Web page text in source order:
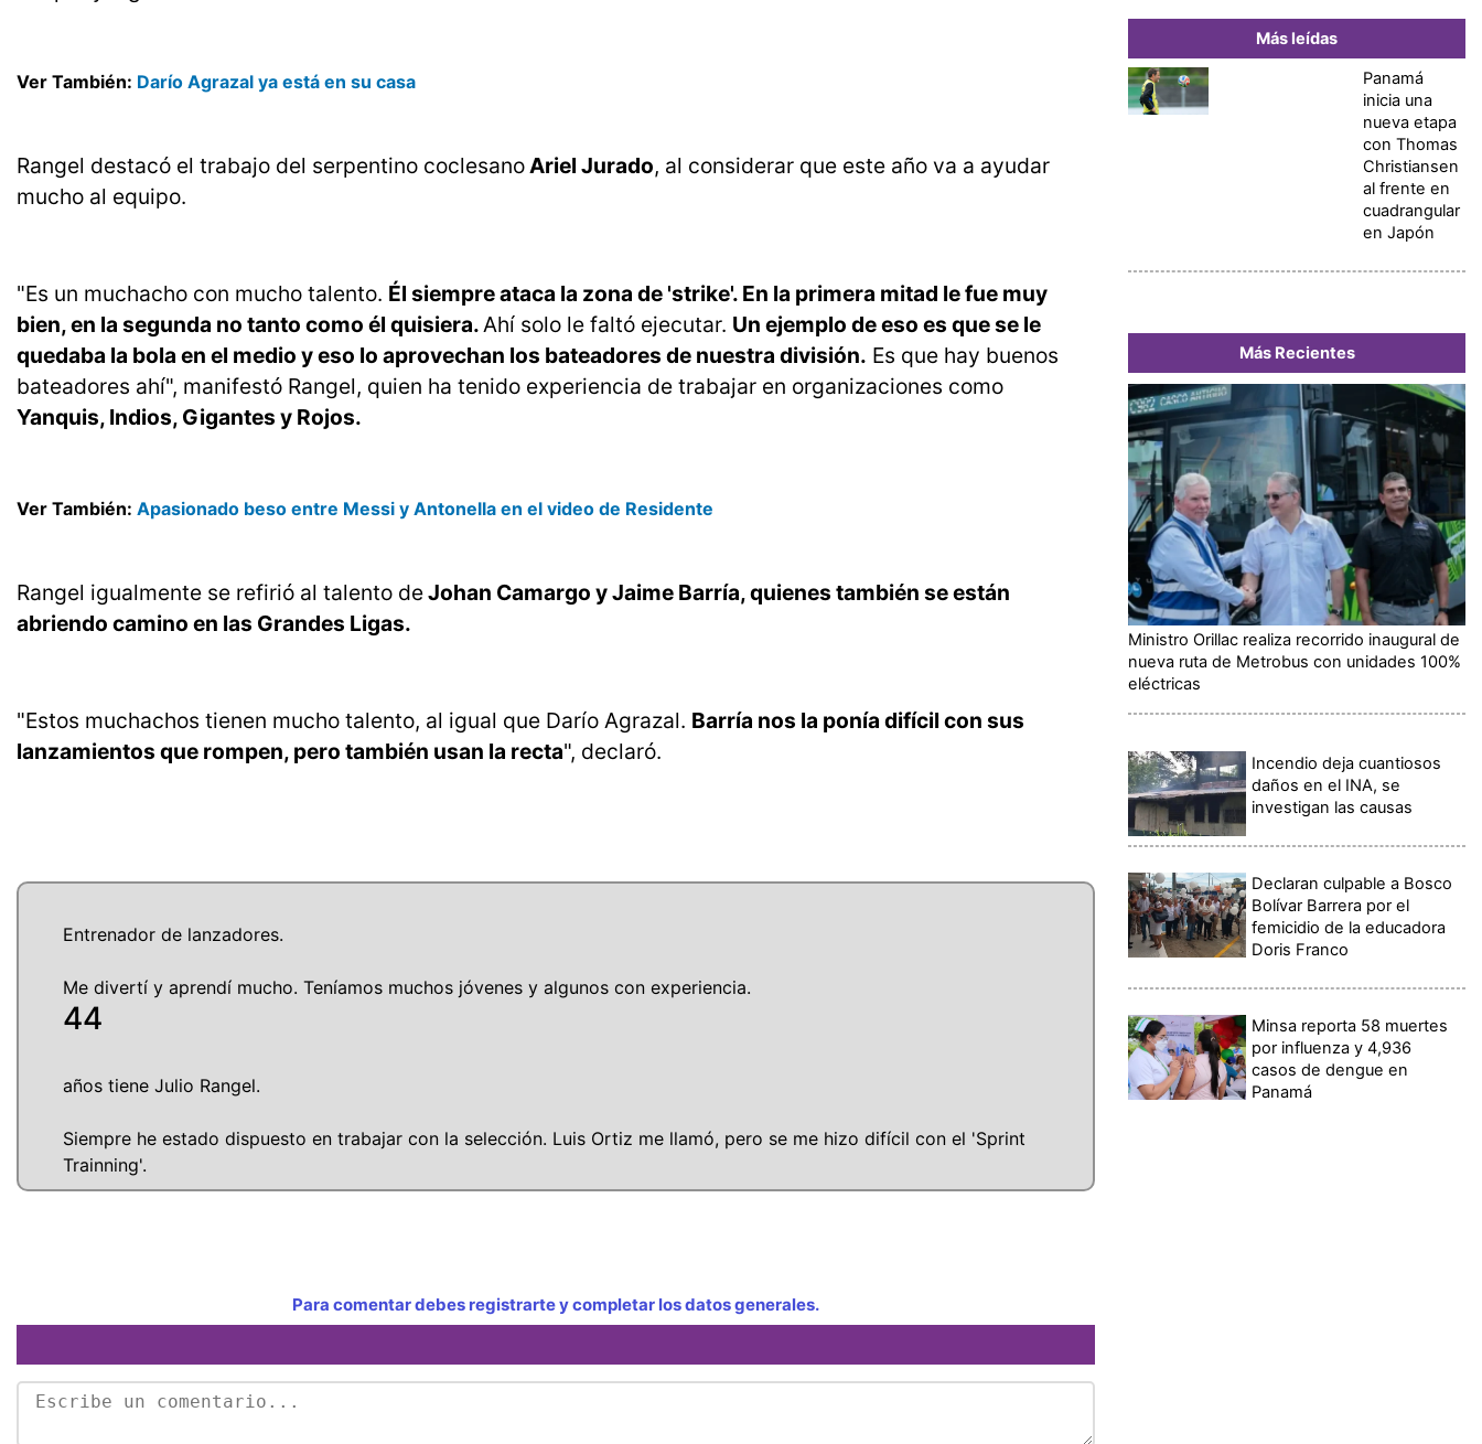
Ver También: Darío Agrazal ya está en su casa
Rangel destacó el trabajo del serpentino coclesanoAriel Jurado, al considerar que este año va a ayudar
mucho al equipo.
"Es un muchacho con mucho talento. Él siempre ataca la zona de 'strike'. En la primera mitad le fue muy
bien, en la segunda no tanto como él quisiera.Ahí solo le faltó ejecutar. Un ejemplo de eso es que se le
quedaba la bola en el medio y eso lo aprovechan los bateadores de nuestra división. Es que hay buenos
bateadores ahí", manifestó Rangel, quien ha tenido experiencia de trabajar en organizaciones como
Yanquis, Indios, Gigantes y Rojos.
Ver También: Apasionado beso entre Messi y Antonella en el video de Residente
Rangel igualmente se refirió al talento deJohan Camargo y Jaime Barría, quienes también se están
abriendo camino en las Grandes Ligas.
"Estos muchachos tienen mucho talento, al igual que Darío Agrazal. Barría nos la ponía difícil con sus
lanzamientos que rompen, pero también usan la recta", declaró.
Entrenador de lanzadores.
Me divertí y aprendí mucho. Teníamos muchos jóvenes y algunos con experiencia.
44
años tiene Julio Rangel.
Siempre he estado dispuesto en trabajar con la selección. Luis Ortiz me llamó, pero se me hizo difícil con el 'Sprint
Trainning'.
Para comentar debes registrarte y completar los datos generales.
Más leídas
Panamá
inicia una
nueva etapa
con Thomas
Christiansen
al frente en
cuadrangular
en Japón
Más Recientes
Ministro Orillac realiza recorrido inaugural de
nueva ruta de Metrobus con unidades 100%
eléctricas
Incendio deja cuantiosos
daños en el INA, se
investigan las causas
Declaran culpable a Bosco
Bolívar Barrera por el
femicidio de la educadora
Doris Franco
Minsa reporta 58 muertes
por influenza y 4,936
casos de dengue en
Panamá